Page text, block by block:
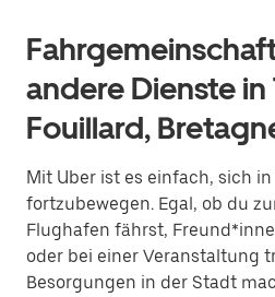
andere Dienste
Fouillard,
Mit Uber ist es einfach, sich
fortzubewegen. Egal, ob du
Flughafen fährst,
oder bei einer Veranstaltung
Besorgungen in der Stadt